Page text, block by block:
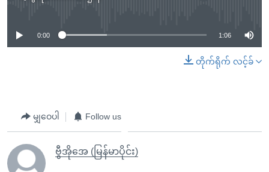
No media source currently available
0:00 1:06
တိုက်ရိုက် လင့်ခ်
မျှဝေပါ Follow us
ဗွီအိုအေ (မြန်မာပိုင်း)